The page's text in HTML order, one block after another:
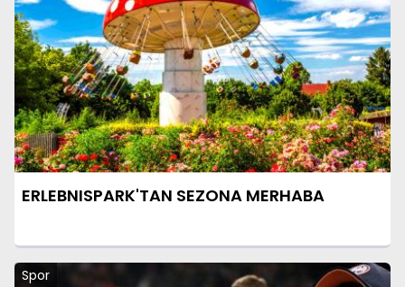
ERLEBNISPARK'TAN SEZONA MERHABA
Spor